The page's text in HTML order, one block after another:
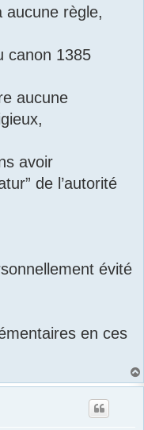
aucune règle,
canon 1385
aucune
avoir
de l’autorité
évité
en ces